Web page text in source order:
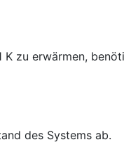
zu erwärmen,
des Systems ab.